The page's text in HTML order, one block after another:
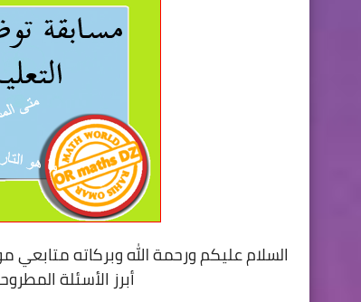
السلام عليكم ورحمة الله وبركاته متابعي
أبرز الأسئلة